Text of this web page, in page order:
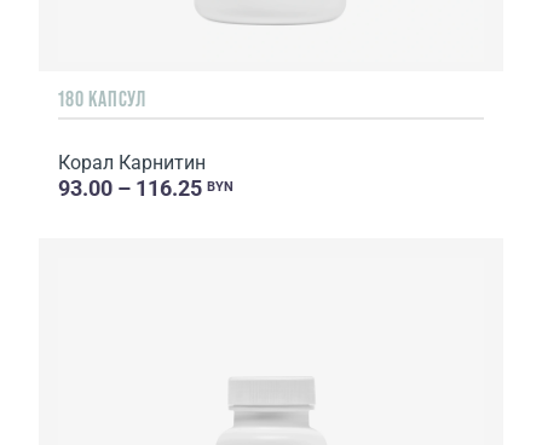
180 КАПСУЛ
Корал Карнитин
93.00 – 116.25 BYN